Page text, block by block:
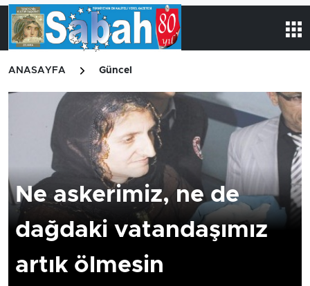
ANASAYFA Güncel
Ne askerimiz, ne de
dağdaki vatandaşımız
artık ölmesin